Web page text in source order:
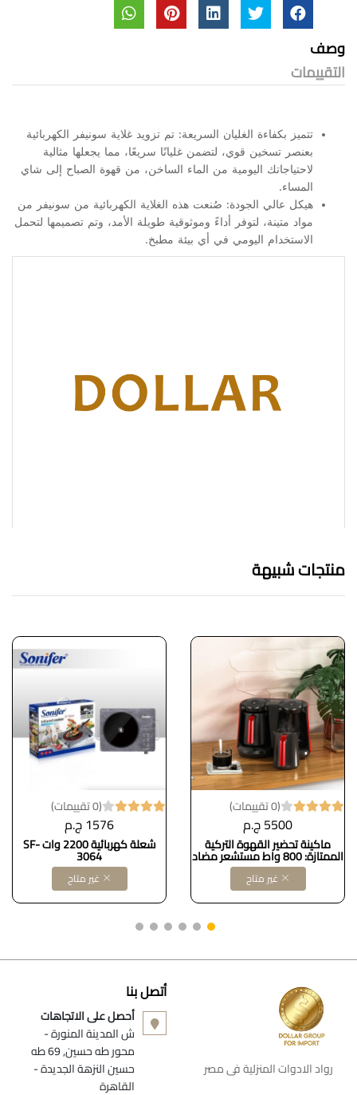
وصف
التقييمات
تتميز بكفاءة الغليان السريعة: تم تزويد غلاية سونيفر الكهربائية
بعنصر تسخين قوي، لتضمن غليانًا سريعًا، مما يجعلها مثالية
لاحتياجاتك اليومية من الماء الساخن، من قهوة الصباح إلى شاي
المساء.
هيكل عالي الجودة: صُنعت هذه الغلاية الكهربائية من سونيفر من
مواد متينة، لتوفر أداءً وموثوقية طويلة الأمد، وتم تصميمها لتحمل
الاستخدام اليومي في أي بيئة مطبخ.
منتجات شبيهة
(0 تقييمات)
5500 ج.م
ماكينة تحضير القهوة التركية
الممتازة: 800 واط مستشعر مضاد
للتدفق الزائد 1 - 12 كوب نظام
امان (احمر)
غير متاح
(0 تقييمات)
1576 ج.م
شعلة كهربائية 2200 وات SF-
3064
غير متاح
رواد الادوات المنزلية فى مصر
أتصل بنا
أحصل على الاتجاهات
ش المدينة المنورة -
محور طه حسين, 69 طه
حسين النزهة الجديدة -
القاهرة